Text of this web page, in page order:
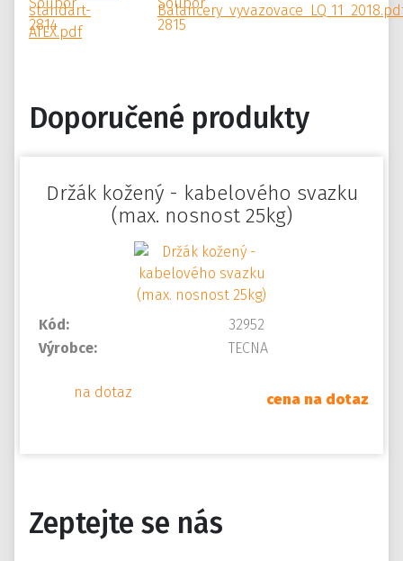
standart-
ATEX.pdf
Doporučené produkty
Držák kožený - kabelového svazku
(max. nosnost 25kg)
Kód:
32952
Výrobce:
TECNA
na dotaz cena na dotaz
Zeptejte se nás